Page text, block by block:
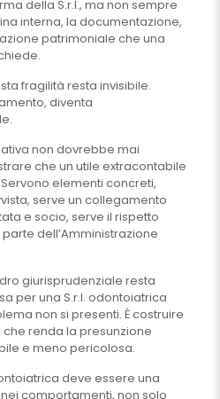
della S.r.l., ma non sempre
interna, la documentazione,
patrimoniale che una
fragilità resta invisibile.
diventa
non dovrebbe mai
che un utile extracontabile
elementi concreti,
serve un collegamento
e socio, serve il rispetto
dell’Amministrazione
giurisprudenziale resta
per una S.r.l. odontoiatrica
non si presenti. È costruire
renda la presunzione
e meno pericolosa.
deve essere una
comportamenti, non solo